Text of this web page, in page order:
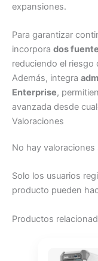
expansiones.
Para garantizar
incorpora dos
reduciendo el riesgo
Además, integra
Enterprise,
avanzada desde
Valoraciones
No hay valoraciones
Solo los usuarios
producto pueden
Productos